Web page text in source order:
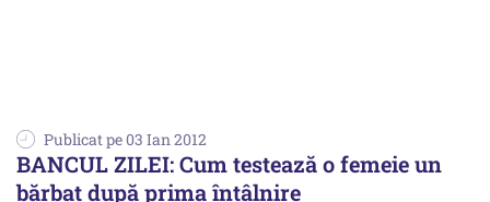
Publicat pe 03 Ian 2012
BANCUL ZILEI: Cum testează o femeie un
bărbat după prima întâlnire